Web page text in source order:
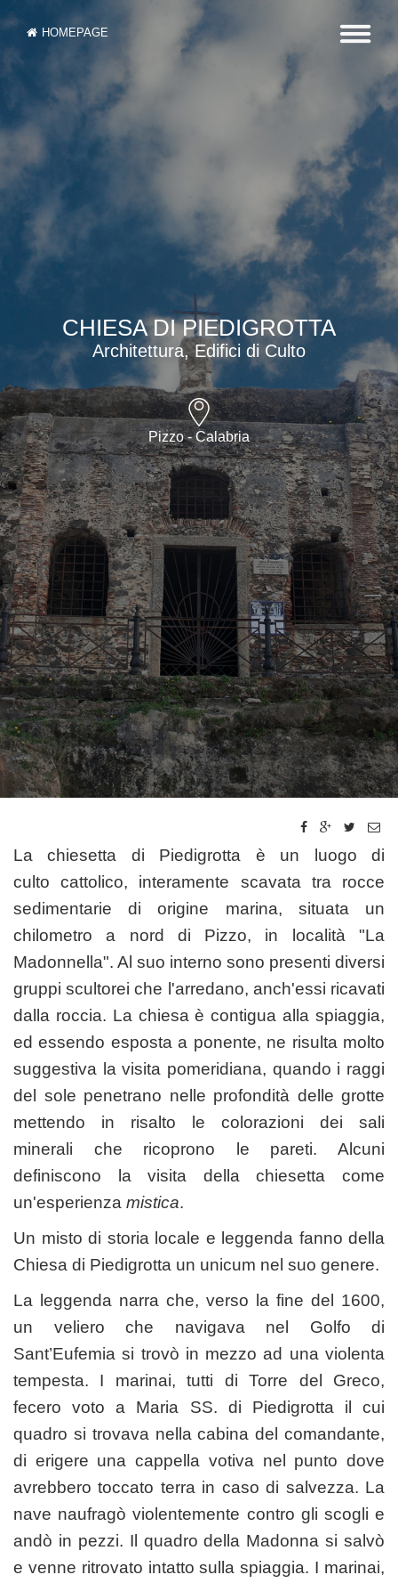
HOMEPAGE
CHIESA DI PIEDIGROTTA
Architettura, Edifici di Culto
Pizzo - Calabria
La chiesetta di Piedigrotta è un luogo di
culto
cattolico, interamente scavata tra rocce
sedimentarie di origine marina, situata un
chilometro a nord di Pizzo, in località "La
Madonnella". Al suo interno sono presenti diversi
gruppiscultorei che l'arredano, anch'essi ricavati
dalla roccia. La chiesa è contigua alla spiaggia,
ed essendo esposta a ponente, ne risulta molto
suggestiva la visita pomeridiana, quando i raggi
del sole penetrano nelle profondità delle grotte
mettendo in risalto le colorazioni dei
sali
minerali
che ricoprono le pareti. Alcuni
definiscono la visita della chiesetta come
un'esperienza mistica.
Un misto di storia locale e leggenda fanno della
Chiesa di Piedigrotta un unicum nel suo genere.
La leggenda narra che, verso la fine del 1600,
un veliero che navigava nel Golfo di
Sant’Eufemia si trovò in mezzo ad una violenta
tempesta. I marinai, tutti di Torre del Greco,
fecero voto a Maria SS. di Piedigrotta il cui
quadro si trovava nella cabina del comandante,
di erigere una cappella votiva nel punto dove
avrebbero toccato terra in caso di salvezza. La
nave naufragò violentemente contro gli scogli e
andò in pezzi. Il quadro della Madonna si salvò
e venne ritrovato intatto sulla spiaggia. I marinai,